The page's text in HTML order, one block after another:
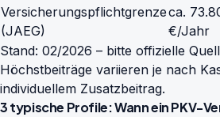
Versicherungspflichtgrenze
(JAEG)
ca.
€/Jahr
Stand: 02/2026 – bitte offizielle
Höchstbeiträge variieren je nach
individuellem Zusatzbeitrag.
3 typische Profile: Wann ein PKV-